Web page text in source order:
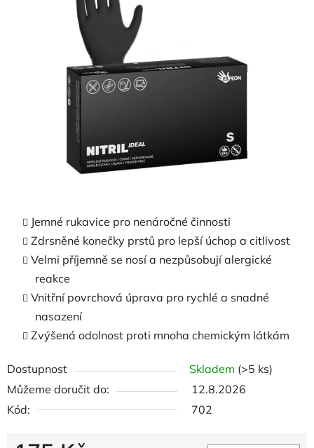
Jemné rukavice pro nenáročné činnosti
Zdrsněné konečky prstů pro lepší úchop a citlivost
Velmi příjemně se nosí a nezpůsobují alergické
reakce
Vnitřní povrchová úprava pro rychlé a snadné
nasazení
Zvýšená odolnost proti mnoha chemickým látkám
Dostupnost Skladem (>5 ks)
Můžeme doručit do:
12.8.2026
Kód:
702